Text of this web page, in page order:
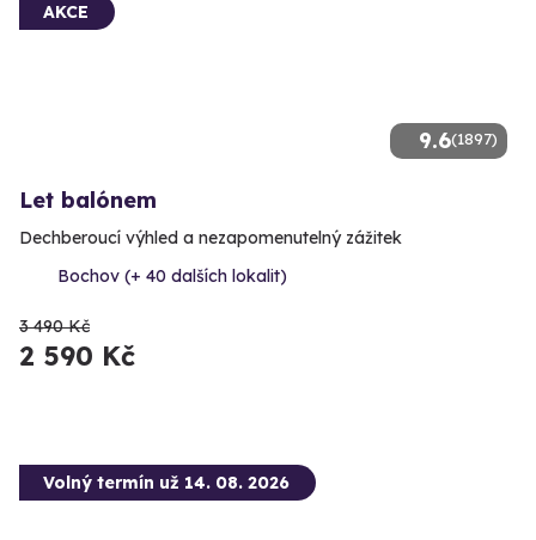
9.6(1897)
AKCE
Let balónem
Dechberoucí výhled a nezapomenutelný zážitek
Bochov (+ 40 dalších lokalit)
3 490 Kč
2 590 Kč
Volný termín už 14. 08. 2026